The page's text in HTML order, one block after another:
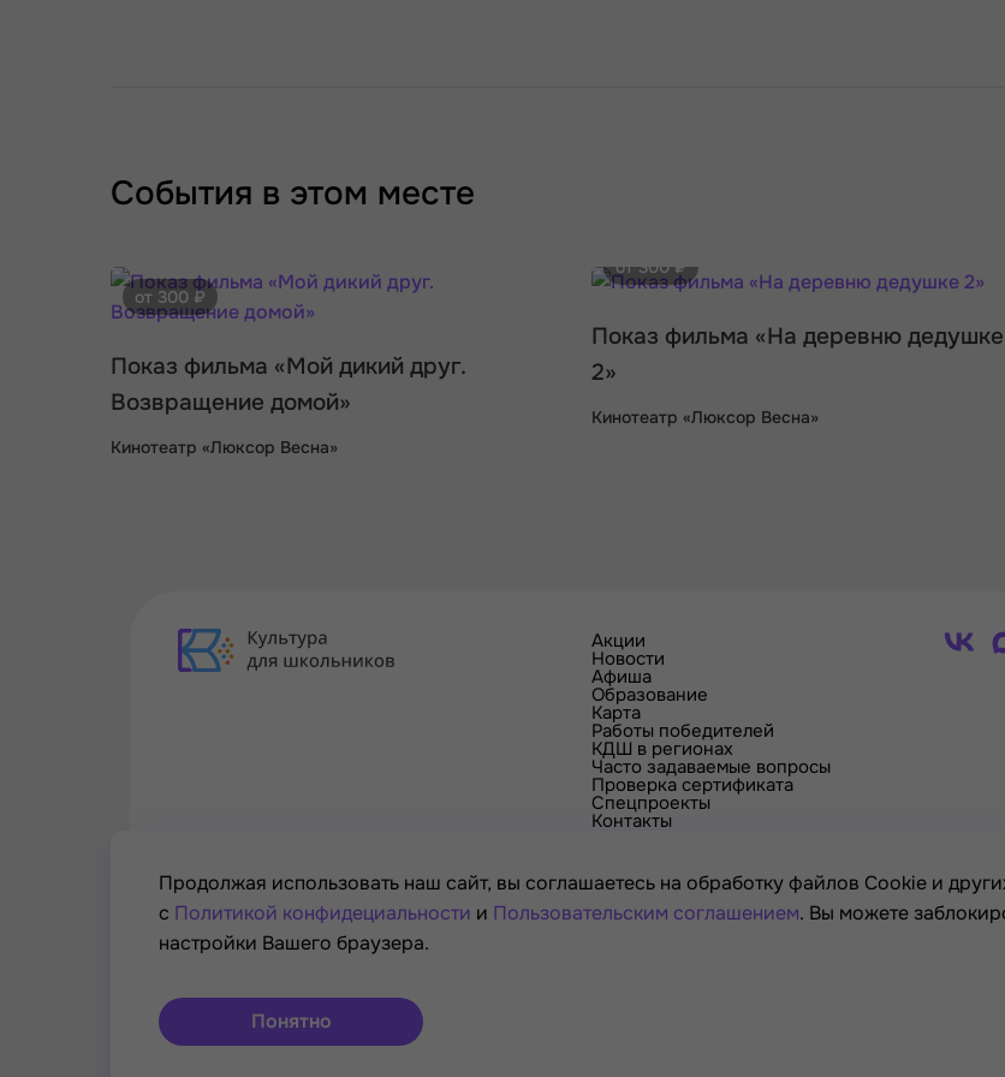
События в этом месте
от 300 ₽
Показ фильма «Мой дикий друг.
Возвращение домой»
Кинотеатр «Люксор Весна»
от 300 ₽
Показ фильма «На деревню дедушке
2»
Кинотеатр «Люксор Весна»
Акции
Новости
Афиша
Образование
Карта
Работы победителей
КДШ в регионах
Часто задаваемые вопросы
Проверка сертификата
Спецпроекты
Контакты
© РОСКУЛЬТПРОЕКТ, Российский фонд культуры, 2021—2026
Продолжая использовать наш сайт, вы соглашаетесь на обработку файлов Cookie и
с Политикой конфидециальности и Пользовательским соглашением. Вы можете
настройки Вашего браузера.
Понятно